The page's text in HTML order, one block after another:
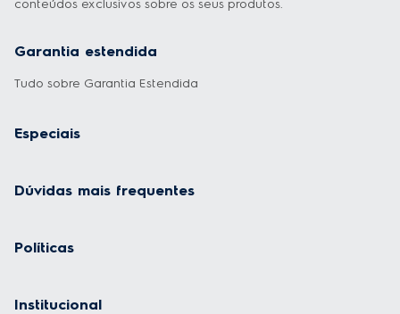
conteúdos exclusivos sobre os seus produtos.
Garantia estendida
Tudo sobre Garantia Estendida
Especiais
Dúvidas mais frequentes
Políticas
Institucional